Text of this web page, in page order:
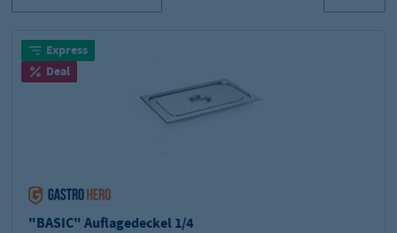
Express
Deal
"BASIC" Auflagedeckel 1/4